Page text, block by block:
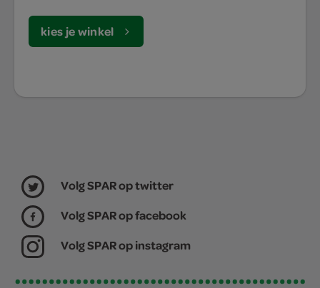
kies je winkel
Volg SPAR op twitter
Volg SPAR op facebook
Volg SPAR op instagram